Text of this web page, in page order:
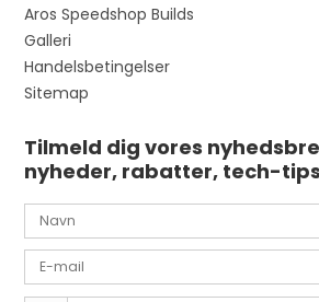
Aros Speedshop Builds
Galleri
Handelsbetingelser
Sitemap
Tilmeld dig vores
nyheder, rabatter, tech-